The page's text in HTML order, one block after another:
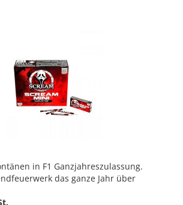
in F1 Ganzjahreszulassung.
das ganze Jahr über